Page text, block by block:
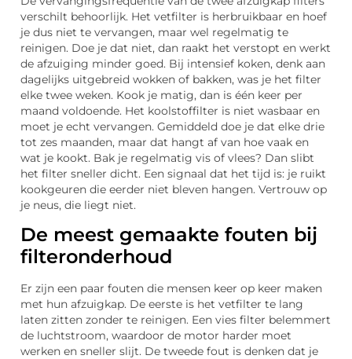
verschilt behoorlijk. Het vetfilter is herbruikbaar en hoef
je dus niet te vervangen, maar wel regelmatig te
reinigen. Doe je dat niet, dan raakt het verstopt en werkt
de afzuiging minder goed. Bij intensief koken, denk aan
dagelijks uitgebreid wokken of bakken, was je het filter
elke twee weken. Kook je matig, dan is één keer per
maand voldoende. Het koolstoffilter is niet wasbaar en
moet je echt vervangen. Gemiddeld doe je dat elke drie
tot zes maanden, maar dat hangt af van hoe vaak en
wat je kookt. Bak je regelmatig vis of vlees? Dan slibt
het filter sneller dicht. Een signaal dat het tijd is: je ruikt
kookgeuren die eerder niet bleven hangen. Vertrouw op
je neus, die liegt niet.
De meest gemaakte fouten bij
filteronderhoud
Er zijn een paar fouten die mensen keer op keer maken
met hun afzuigkap. De eerste is het vetfilter te lang
laten zitten zonder te reinigen. Een vies filter belemmert
de luchtstroom, waardoor de motor harder moet
werken en sneller slijt. De tweede fout is denken dat je